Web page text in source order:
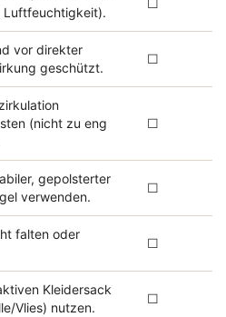
Luftfeuchtigkeit).
☐
vor direkter
geschützt.
☐
(nicht zu eng
☐
gepolsterter
verwenden.
☐
falten oder
☐
Kleidersack
Vlies) nutzen.
☐